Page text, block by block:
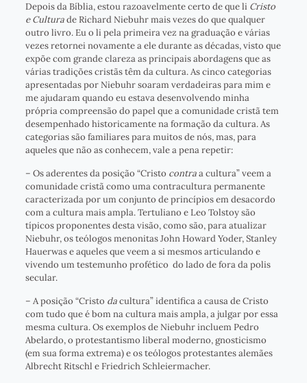
Depois da Bíblia, estou razoavelmente certo de que li Cristo
e Culturade Richard Niebuhr mais vezes do que qualquer
outro livro. Eu o li pela primeira vez na graduação e várias
vezes retornei novamente a ele durante as décadas, visto que
expõe com grande clareza as principais abordagens que as
várias tradições cristãs têm da cultura. As cinco categorias
apresentadas por Niebuhr soaram verdadeiras para mim e
me ajudaram quando eu estava desenvolvendo minha
própria compreensão do papel que a comunidade cristã tem
desempenhado historicamente na formação da cultura. As
categorias são familiares para muitos de nós, mas, para
aqueles que não as conhecem, vale a pena repetir:
– Os aderentes da posição “Cristo contraa cultura” veem a
comunidade cristã como uma contracultura permanente
caracterizada por um conjunto de princípios em desacordo
com a cultura mais ampla. Tertuliano e Leo Tolstoy são
típicos proponentes desta visão, como são, para atualizar
Niebuhr, os teólogos menonitas John Howard Yoder, Stanley
Hauerwas e aqueles que veem a si mesmos articulando e
vivendo um testemunho profético do lado de fora da polis
secular.
– A posição “Cristo dacultura” identifica a causa de Cristo
com tudo que é bom na cultura mais ampla, a julgar por essa
mesma cultura. Os exemplos de Niebuhr incluem Pedro
Abelardo, o protestantismo liberal moderno, gnosticismo
(em sua forma extrema) e os teólogos protestantes alemães
Albrecht Ritschl e Friedrich Schleiermacher.